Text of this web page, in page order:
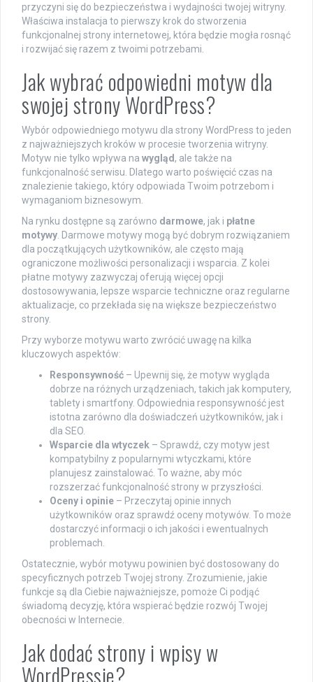
przyczyni się do bezpieczeństwa i wydajności twojej witryny.
Właściwa instalacja to pierwszy krok do stworzenia
funkcjonalnej strony internetowej, która będzie mogła rosnąć
i rozwijać się razem z twoimi potrzebami.
Jak wybrać odpowiedni motyw dla
swojej strony WordPress?
Wybór odpowiedniego motywu dla strony WordPress to jeden
z najważniejszych kroków w procesie tworzenia witryny.
Motyw nie tylko wpływa na wygląd , ale także na
funkcjonalność serwisu. Dlatego warto poświęcić czas na
znalezienie takiego, który odpowiada Twoim potrzebom i
wymaganiom biznesowym.
Na rynku dostępne są zarówno darmowe, jak i płatne
motywy . Darmowe motywy mogą być dobrym rozwiązaniem
dla początkujących użytkowników, ale często mają
ograniczone możliwości personalizacji i wsparcia. Z kolei
płatne motywy zazwyczaj oferują więcej opcji
dostosowywania, lepsze wsparcie techniczne oraz regularne
aktualizacje, co przekłada się na większe bezpieczeństwo
strony.
Przy wyborze motywu warto zwrócić uwagę na kilka
kluczowych aspektów:
Responsywność – Upewnij się, że motyw wygląda
dobrze na różnych urządzeniach, takich jak komputery,
tablety i smartfony. Odpowiednia responsywność jest
istotna zarówno dla doświadczeń użytkowników, jak i
dla SEO.
Wsparcie dla wtyczek – Sprawdź, czy motyw jest
kompatybilny z popularnymi wtyczkami, które
planujesz zainstalować. To ważne, aby móc
rozszerzać funkcjonalność strony w przyszłości.
Oceny i opinie – Przeczytaj opinie innych
użytkowników oraz sprawdź oceny motywów. To może
dostarczyć informacji o ich jakości i ewentualnych
problemach.
Ostatecznie, wybór motywu powinien być dostosowany do
specyficznych potrzeb Twojej strony. Zrozumienie, jakie
funkcje są dla Ciebie najważniejsze, pomoże Ci podjąć
świadomą decyzję, która wspierać będzie rozwój Twojej
obecności w Internecie.
Jak dodać strony i wpisy w
WordPressie?